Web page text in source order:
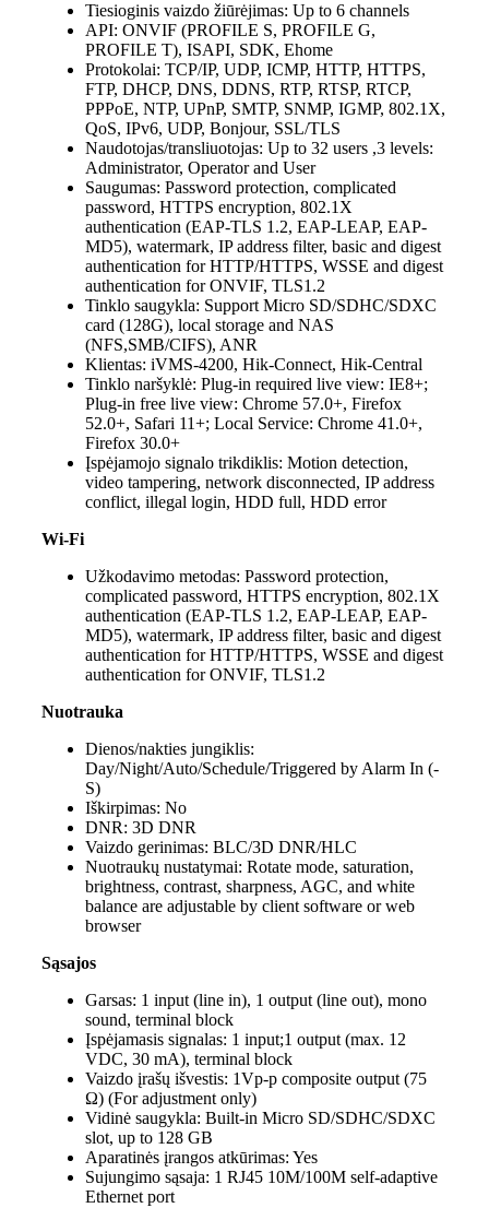
Tiesioginis vaizdo žiūrėjimas: Up to 6 channels
API: ONVIF (PROFILE S, PROFILE G,
PROFILE T), ISAPI, SDK, Ehome
Protokolai: TCP/IP, UDP, ICMP, HTTP, HTTPS,
FTP, DHCP, DNS, DDNS, RTP, RTSP, RTCP,
PPPoE, NTP, UPnP, SMTP, SNMP, IGMP, 802.1X,
QoS, IPv6, UDP, Bonjour, SSL/TLS
Naudotojas/transliuotojas: Up to 32 users ,3 levels:
Administrator, Operator and User
Saugumas: Password protection, complicated
password, HTTPS encryption, 802.1X
authentication (EAP-TLS 1.2, EAP-LEAP, EAP-
MD5), watermark, IP address filter, basic and digest
authentication for HTTP/HTTPS, WSSE and digest
authentication for ONVIF, TLS1.2
Tinklo saugykla: Support Micro SD/SDHC/SDXC
card (128G), local storage and NAS
(NFS,SMB/CIFS), ANR
Klientas: iVMS-4200, Hik-Connect, Hik-Central
Tinklo naršyklė: Plug-in required live view: IE8+;
Plug-in free live view: Chrome 57.0+, Firefox
52.0+, Safari 11+; Local Service: Chrome 41.0+,
Firefox 30.0+
Įspėjamojo signalo trikdiklis: Motion detection,
video tampering, network disconnected, IP address
conflict, illegal login, HDD full, HDD error
Wi-Fi
Užkodavimo metodas: Password protection,
complicated password, HTTPS encryption, 802.1X
authentication (EAP-TLS 1.2, EAP-LEAP, EAP-
MD5), watermark, IP address filter, basic and digest
authentication for HTTP/HTTPS, WSSE and digest
authentication for ONVIF, TLS1.2
Nuotrauka
Dienos/nakties jungiklis:
Day/Night/Auto/Schedule/Triggered by Alarm In (-
S)
Iškirpimas: No
DNR: 3D DNR
Vaizdo gerinimas: BLC/3D DNR/HLC
Nuotraukų nustatymai: Rotate mode, saturation,
brightness, contrast, sharpness, AGC, and white
balance are adjustable by client software or web
browser
Sąsajos
Garsas: 1 input (line in), 1 output (line out), mono
sound, terminal block
Įspėjamasis signalas: 1 input;1 output (max. 12
VDC, 30 mA), terminal block
Vaizdo įrašų išvestis: 1Vp-p composite output (75
Ω) (For adjustment only)
Vidinė saugykla: Built-in Micro SD/SDHC/SDXC
slot, up to 128 GB
Aparatinės įrangos atkūrimas: Yes
Sujungimo sąsaja: 1 RJ45 10M/100M self-adaptive
Ethernet port